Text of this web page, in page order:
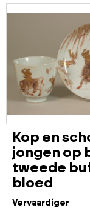
Kop en
jongen op
tweede
bloed
Vervaardiger